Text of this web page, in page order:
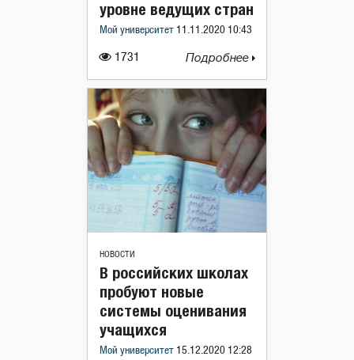
1731
уровне ведущих стран
Мой университет 11.11.2020 10:43
Подробнее
НОВОСТИ
В российских школах
пробуют новые
системы оценивания
учащихся
Мой университет 15.12.2020 12:28